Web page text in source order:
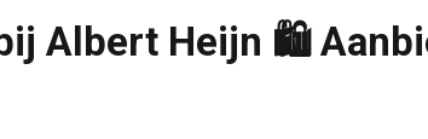
Albert Heijn 🛍️